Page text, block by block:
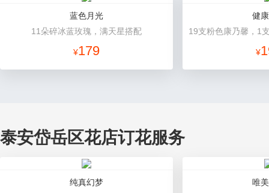
蓝色月光
11朵碎冰蓝玫瑰，满天星搭配
¥179
健
¥
泰安岱岳区花店订花服务
纯真幻梦
唯